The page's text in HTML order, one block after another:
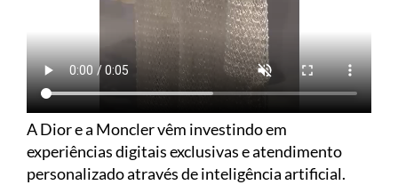
A Dior e a Moncler vêm investindo em
experiências digitais exclusivas e atendimento
personalizado através de inteligência artificial.